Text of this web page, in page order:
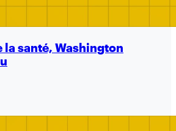
la santé, Washington